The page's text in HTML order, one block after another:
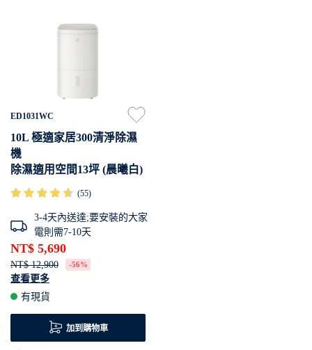
ED1031WC
10L 極適家居300清淨除濕
機
除濕適用空間13坪 (晨曦白)
(55)
3-4天內送達;要安裝的大家
電則需7-10天
NT$ 5,690
NT$ 12,900 -56%
提供最舒適的環境濕度
抗菌負離子有效去除各種病毒
與細菌
睡眠模式讓你有最安穩的睡眠
查看更多
有現貨
加到購物車